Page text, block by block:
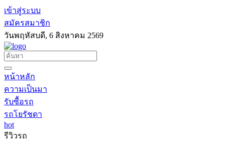
เข้าสู่ระบบ
สมัครสมาชิก
วันพฤหัสบดี, 6 สิงหาคม 2569
หน้าหลัก
ความเป็นมา
รับซื้อรถ
รถโยรัชดา
hot
รีวิวรถ